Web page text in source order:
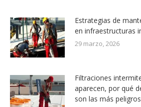
Estrategias de
en infraestructuras
29 marzo, 2026
Filtraciones
aparecen, por qué
son las más